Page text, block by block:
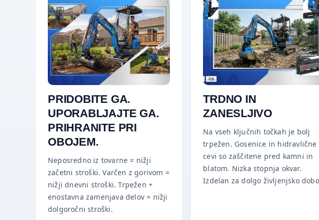
PRIDOBITE GA.
UPORABLJAJTE GA.
PRIHRANITE PRI
OBOJEM.
Neposredno iz tovarne = nižji
začetni stroški. Varčen z gorivom =
nižji dnevni stroški. Trpežen +
enostavna zamenjava delov = nižji
dolgoročni stroški.
TRDNO IN
ZANESLJIVO
Na vseh ključnih točkah je bolj
trpežen. Gosenice in hidravlične
cevi so zaščitene pred kamni in
blatom. Nizka stopnja okvar.
Izdelan za dolgo življenjsko